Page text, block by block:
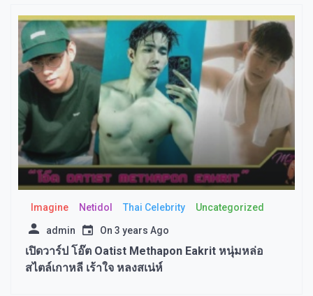
Imagine​ Netidol Thai Celebrity Uncategorized
admin On 3 years Ago
เปิดวาร์ป โอ๊ต Oatist Methapon Eakrit หนุ่มหล่อ
สไตล์เกาหลี เร้าใจ หลงสเน่ห์